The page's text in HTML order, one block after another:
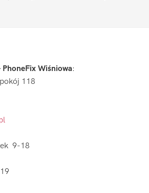
PhoneFix Wiśniowa:
118
9-18